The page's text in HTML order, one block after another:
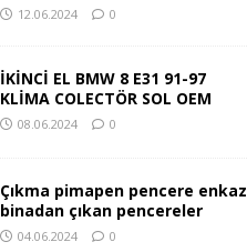
12.06.2024 0
İKİNCİ EL BMW 8 E31 91-97
KLİMA COLECTÖR SOL OEM
08.06.2024 0
Çıkma pimapen pencere enkaz
binadan çıkan pencereler
04.06.2024 0